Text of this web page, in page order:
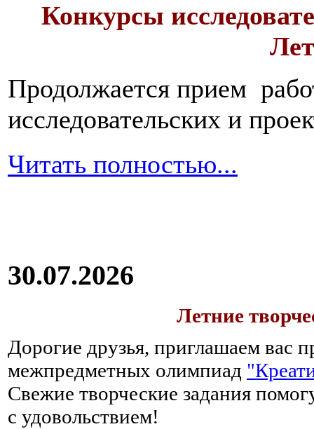
Конкурсы
Продолжается прием
исследовательских и
Читать полностью...
30.07.2026
Летние
Дорогие друзья, приглашаем вас
межпредметных олимпиад
Свежие творческие задания
с удовольствием!